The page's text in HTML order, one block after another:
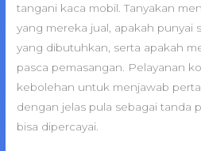
tangani kaca mobil. Tanyakan
yang mereka jual, apakah punyai
yang dibutuhkan, serta apakah
pasca pemasangan. Pelayanan
kebolehan untuk menjawab
dengan jelas pula sebagai tanda
bisa dipercayai.